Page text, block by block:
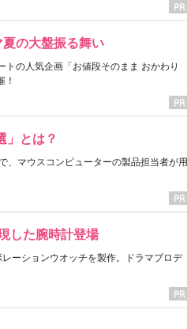
の大盤振る舞い
の人気企画「お値段そのまま おかわり
！
」とは？
、マウスコンピューターの製品担当者が用
した腕時計登場
ーションウオッチを製作。ドラマプロデ